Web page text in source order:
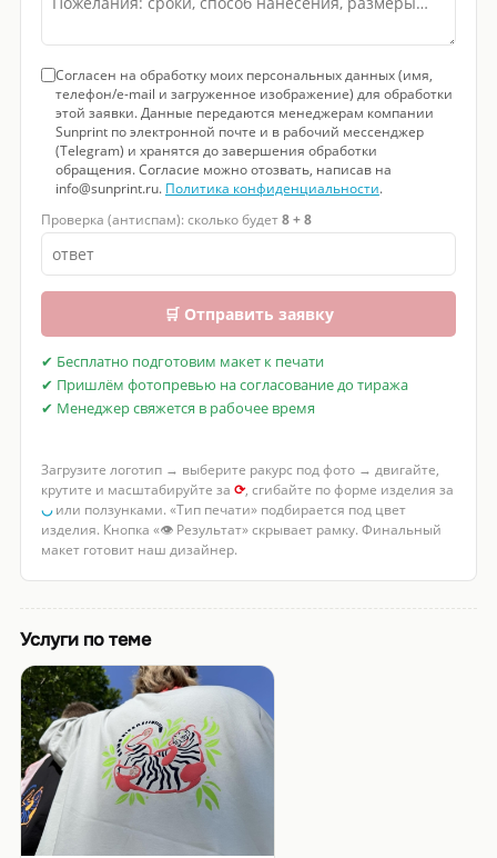
Согласен на обработку моих персональных данных (имя,
телефон/e-mail и загруженное изображение) для обработки
этой заявки. Данные передаются менеджерам компании
Sunprint по электронной почте и в рабочий мессенджер
(Telegram) и хранятся до завершения обработки
обращения. Согласие можно отозвать, написав на
info@sunprint.ru. Политика конфиденциальности.
Проверка (антиспам): сколько будет8 + 8
🛒 Отправить заявку
✔ Бесплатно подготовим макет к печати
✔ Пришлём фотопревью на согласование до тиража
✔ Менеджер свяжется в рабочее время
Загрузите логотип → выберите ракурс под фото → двигайте,
крутите и масштабируйте за ⟳, сгибайте по форме изделия за
◡или ползунками. «Тип печати» подбирается под цвет
изделия. Кнопка «👁 Результат» скрывает рамку. Финальный
макет готовит наш дизайнер.
Услуги по теме